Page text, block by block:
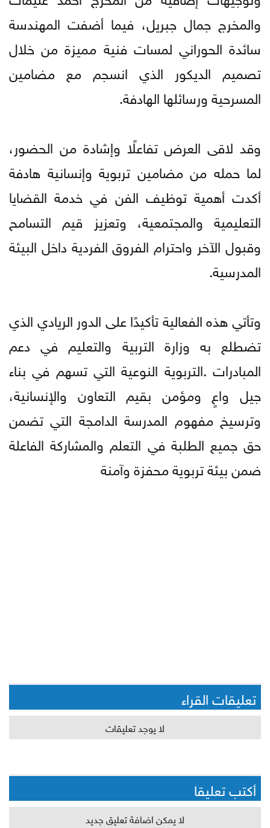
والمخرج جمال جبريل، فيما أضفت المهندسة
سائدة الحوراني لمسات فنية مميزة من خلال
تصميم الديكور الذي انسجم مع مضامين
المسرحية ورسائلها الهادفة.
وقد لاقى العرض تفاعلًا وإشادة من الحضور،
لما حمله من مضامين تربوية وإنسانية هادفة
أكدت أهمية توظيف الفن في خدمة القضايا
التعليمية والمجتمعية، وتعزيز قيم التسامح
وقبول الآخر واحترام الفروق الفردية داخل البيئة
المدرسية.
وتأتي هذه الفعالية تأكيدًا على الدور الريادي الذي
تضطلع به وزارة التربية والتعليم في دعم
المبادرات .التربوية النوعية التي تسهم في بناء
جيل واعٍ ومؤمن بقيم التعاون والإنسانية،
وترسيخ مفهوم المدرسة الدامجة التي تضمن
حق جميع الطلبة في التعلم والمشاركة الفاعلة
ضمن بيئة تربوية محفزة وآمنة
تعليقات القراء
لا يوجد تعليقات
أكتب تعليقا
لا يمكن اضافة تعليق جديد